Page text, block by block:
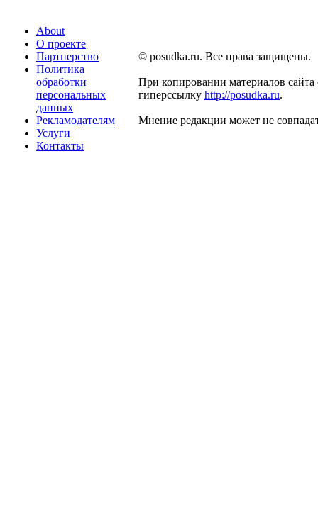
About
О проекте
Партнерство
Политика
обработки
персональных
данных
Рекламодателям
Услуги
Контакты
© posudka.ru. Все права защищены.
При копировании материалов сайта
гиперссылку http://posudka.ru.
Мнение редакции может не